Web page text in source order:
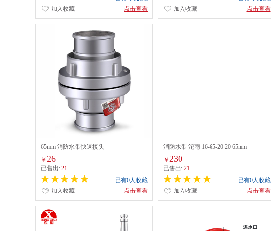
点击查看
加入收藏
点击查看
加入收藏
65mm 消防水带快速接头
￥ 26
已售出: 21
已有0人收藏
点击查看
加入收藏
消防水带 沱雨 16-65-20 20 65mm
￥230
已售出:21
已有0人收藏
点击查看
加入收藏